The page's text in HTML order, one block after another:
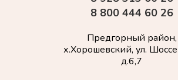
8 800 444 60 26
Предгорный район,
х.Хорошевский, ул.
д.6,7